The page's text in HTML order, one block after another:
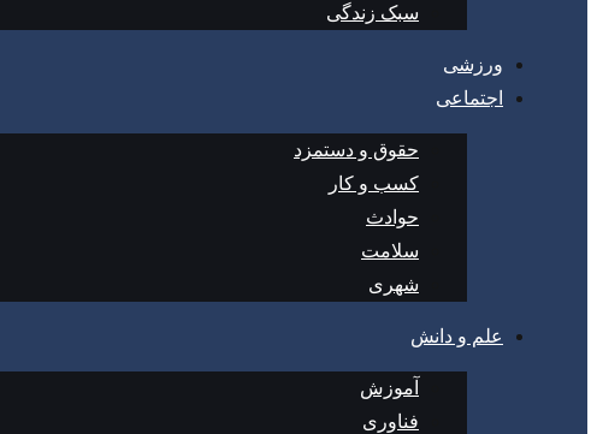
سبک زندگی
ورزشی
اجتماعی
حقوق و دستمزد
کسب و کار
حوادث
سلامت
شهری
علم و دانش
آموزش
فناوری